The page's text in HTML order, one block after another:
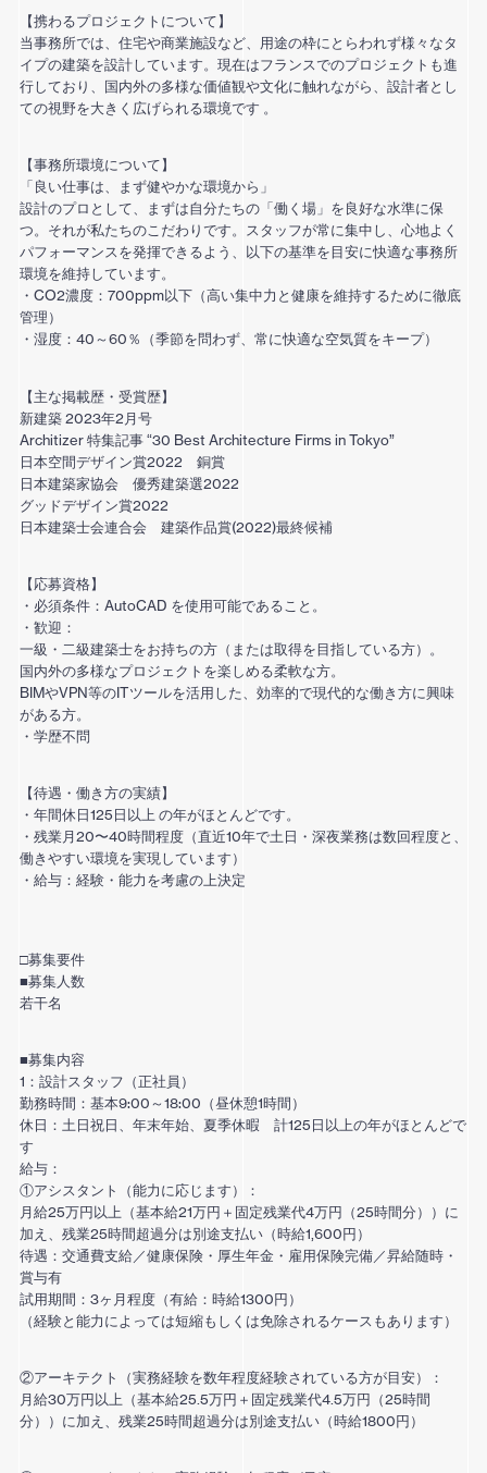
【携わるプロジェクトについて】
当事務所では、住宅や商業施設など、用途の枠にとらわれず様々なタ
イプの建築を設計しています。現在はフランスでのプロジェクトも進
行しており、国内外の多様な価値観や文化に触れながら、設計者とし
ての視野を大きく広げられる環境です 。
【事務所環境について】
「良い仕事は、まず健やかな環境から」
設計のプロとして、まずは自分たちの「働く場」を良好な水準に保
つ。それが私たちのこだわりです。スタッフが常に集中し、心地よく
パフォーマンスを発揮できるよう、以下の基準を目安に快適な事務所
環境を維持しています。
・CO2濃度：700ppm以下（高い集中力と健康を維持するために徹底
管理）
・湿度：40～60％（季節を問わず、常に快適な空気質をキープ）
【主な掲載歴・受賞歴】
新建築 2023年2月号
Architizer 特集記事 “30 Best Architecture Firms in Tokyo”
日本空間デザイン賞2022 銅賞
日本建築家協会 優秀建築選2022
グッドデザイン賞2022
日本建築士会連合会 建築作品賞(2022)最終候補
【応募資格】
・必須条件：AutoCAD を使用可能であること。
・歓迎：
一級・二級建築士をお持ちの方（または取得を目指している方）。
国内外の多様なプロジェクトを楽しめる柔軟な方。
BIMやVPN等のITツールを活用した、効率的で現代的な働き方に興味
がある方。
・学歴不問
【待遇・働き方の実績】
・年間休日125日以上 の年がほとんどです。
・残業月20〜40時間程度（直近10年で土日・深夜業務は数回程度と、
働きやすい環境を実現しています）
・給与：経験・能力を考慮の上決定
□募集要件
■募集人数
若干名
■募集内容
1：設計スタッフ（正社員）
勤務時間：基本9:00～18:00（昼休憩1時間）
休日：土日祝日、年末年始、夏季休暇 計125日以上の年がほとんどで
す
給与：
①アシスタント（能力に応じます）：
月給25万円以上（基本給21万円＋固定残業代4万円（25時間分））に
加え、残業25時間超過分は別途支払い（時給1,600円）
待遇：交通費支給／健康保険・厚生年金・雇用保険完備／昇給随時・
賞与有
試用期間：3ヶ月程度（有給：時給1300円）
（経験と能力によっては短縮もしくは免除されるケースもあります）
②アーキテクト（実務経験を数年程度経験されている方が目安）：
月給30万円以上（基本給25.5万円＋固定残業代4.5万円（25時間
分））に加え、残業25時間超過分は別途支払い（時給1800円）